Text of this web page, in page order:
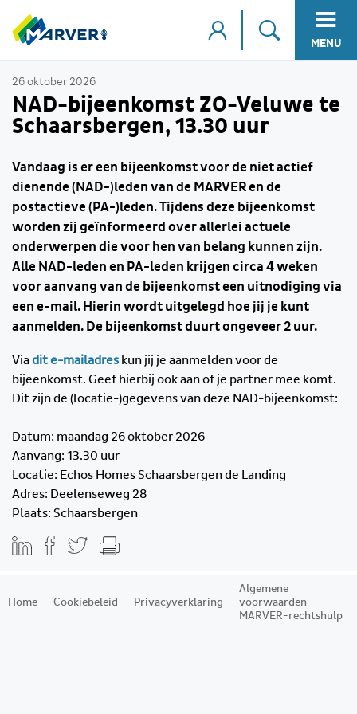
MENU
26 oktober 2026
NAD-bijeenkomst ZO-Veluwe te
Schaarsbergen, 13.30 uur
Vandaag is er een bijeenkomst voor de niet actief
dienende (NAD-)leden van de MARVER en de
postactieve (PA-)leden. Tijdens deze bijeenkomst
worden zij geïnformeerd over allerlei actuele
onderwerpen die voor hen van belang kunnen zijn.
Alle NAD-leden en PA-leden krijgen circa 4 weken
voor aanvang van de bijeenkomst een uitnodiging via
een e-mail. Hierin wordt uitgelegd hoe jij je kunt
aanmelden. De bijeenkomst duurt ongeveer 2 uur.
Viadit e-mailadreskun jij je aanmelden voor de
bijeenkomst. Geef hierbij ook aan of je partner mee komt.
Dit zijn de (locatie-)gegevens van deze NAD-bijeenkomst:
Datum: maandag 26 oktober 2026
Aanvang: 13.30 uur
Locatie: Echos Homes Schaarsbergen de Landing
Adres: Deelenseweg 28
Plaats: Schaarsbergen
Home Cookiebeleid Privacyverklaring
Algemene
voorwaarden
MARVER-rechtshulp